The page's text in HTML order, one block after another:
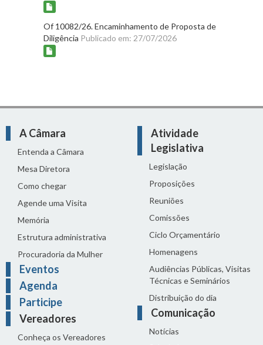
Of 10082/26. Encaminhamento de Proposta de
Diligência Publicado em: 27/07/2026
A Câmara
Entenda a Câmara
Mesa Diretora
Como chegar
Agende uma Visita
Memória
Estrutura administrativa
Procuradoria da Mulher
Eventos
Agenda
Participe
Vereadores
Conheça os Vereadores
Atividade
Legislativa
Legislação
Proposições
Reuniões
Comissões
Ciclo Orçamentário
Homenagens
Audiências Públicas, Visitas
Técnicas e Seminários
Distribuição do dia
Comunicação
Notícias